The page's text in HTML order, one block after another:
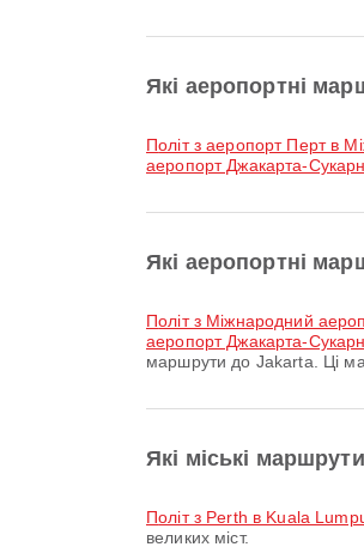
Які аеропортні
політ з аеропорт Перт в
аеропорт Джакарта-
Які аеропортні
політ з Міжнародний
аеропорт Джакарта-
маршрути до Jakarta. Ці
Які міські
політ з Perth в Kuala
великих міст.